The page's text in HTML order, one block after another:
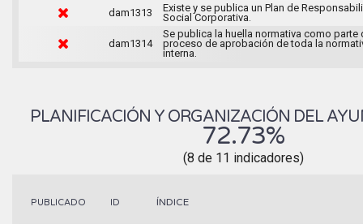
dam1313
Existe y se publica un Plan de
Social Corporativa.
dam1314
Se publica la huella normativa como parte
proceso de aprobación de toda la
interna.
PLANIFICACIÓN Y ORGANIZACIÓN DEL
72.73%
(8 de 11 indicadores)
PUBLICADO ID ÍNDICE